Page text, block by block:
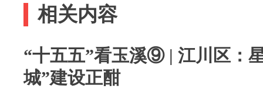
相关内容
“十五五”看玉溪⑨ | 江川区：
城”建设正酣